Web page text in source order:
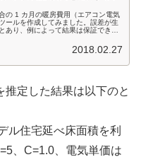
の 1 カ月の暖房費用（エアコン電気
ールを作成してみました。誤差が生
あり、例によって結果は保証できか
2018.02.27
定した結果は以下のと
ル住宅延べ床面積を利
、C=1.0、電気単価は